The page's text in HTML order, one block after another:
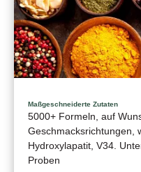
Maßgeschneiderte Zutaten
5000+ Formeln, auf
Geschmacksrichtungen,
Hydroxylapatit, V34.
Proben